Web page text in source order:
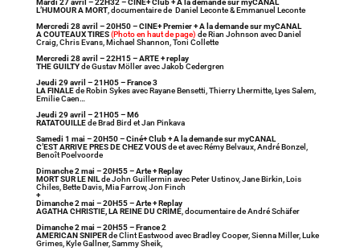
Mardi 27 avril – 22H32 – CINE+ Club + A la demande sur myCANAL
L’HUMOUR A MORT, documentaire de Daniel Leconte & Emmanuel Leconte
Mercredi 28 avril – 20H50 – CINE+ Premier + A la demande sur myCANAL
A COUTEAUX TIRES (Photo en haut de page) de Rian Johnson avec Daniel
Craig, Chris Evans, Michael Shannon, Toni Collette
Mercredi 28 avril – 22H15 – ARTE + replay
THE GUILTYde Gustav Möller avec Jakob Cedergren
Jeudi 29 avril – 21H05 – France 3
LA FINALEde Robin Sykes avec Rayane Bensetti, Thierry Lhermitte, Lyes Salem,
Emilie Caen…
Jeudi 29 avril – 21H05 – M6
RATATOUILLEde Brad Bird et Jan Pinkava
Samedi 1 mai – 20H50 – Ciné+ Club + A la demande sur myCANAL
C’EST ARRIVE PRES DE CHEZ VOUSde et avec Rémy Belvaux, André Bonzel,
Benoît Poelvoorde
Dimanche 2 mai – 20H55 – Arte + Replay
MORT SUR LE NILde John Guillermin avec Peter Ustinov, Jane Birkin, Lois
Chiles, Bette Davis, Mia Farrow, Jon Finch
+
Dimanche 2 mai – 20H55 – Arte + Replay
AGATHA CHRISTIE, LA REINE DU CRIME, documentaire de André Schäfer
Dimanche 2 mai – 20H55 – France 2
AMERICAN SNIPERde Clint Eastwood avec Bradley Cooper, Sienna Miller, Luke
Grimes, Kyle Gallner, Sammy Sheik,